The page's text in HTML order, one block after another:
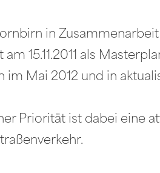
in
15.11.2011 als
Mai 2012 und in
Priorität ist dabei eine